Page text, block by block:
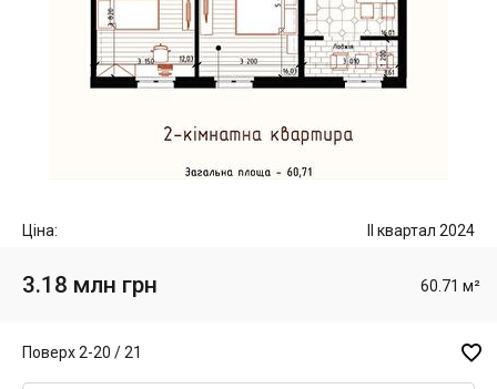
Ціна: II квартал 2024
3.18 млн грн 60.71 м²
Поверх 2-20 / 21 